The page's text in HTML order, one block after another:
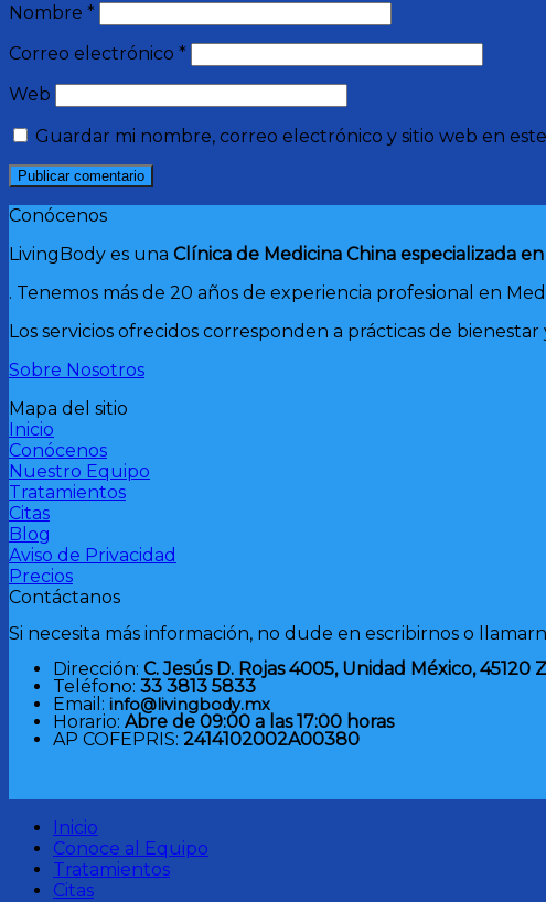
Nombre *
Correo electrónico *
Web
Guardar mi nombre, correo electrónico y sitio web en
Conócenos
LivingBody es una Clínica de Medicina China especializada
. Tenemos más de 20 años de experiencia profesional en
Los servicios ofrecidos corresponden a prácticas de
Sobre Nosotros
Mapa del sitio
Inicio
Conócenos
Nuestro Equipo
Tratamientos
Citas
Blog
Aviso de Privacidad
Precios
Contáctanos
Si necesita más información, no dude en escribirnos o
Dirección: C. Jesús D. Rojas 4005, Unidad México, 45120
Teléfono: 33 3813 5833
Email: info@livingbody.mx
Horario: Abre de 09:00 a las 17:00 horas
AP COFEPRIS: 2414102002A00380
Inicio
Conoce al Equipo
Tratamientos
Citas